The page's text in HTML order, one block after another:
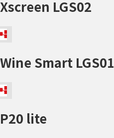
Xscreen LGS02
Wine Smart LGS01
P20 lite